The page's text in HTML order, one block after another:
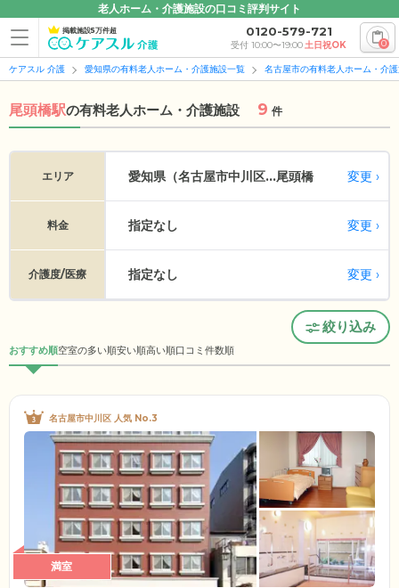
老人ホーム・介護施設の口コミ評判サイト
掲載施設5万件超 0120-579-721
受付 10:00〜19:00土日祝OK 0
ケアスル 介護 愛知県の有料老人ホーム・介護施設一覧 名古屋市の有料老人ホーム・介
尾頭橋駅の有料老人ホーム・介護施設 9 件
エリア 愛知県（名古屋市中川区...尾頭橋 変更
料金 指定なし 変更
介護度/医療 指定なし 変更
絞り込み
おすすめ順空室の多い順安い順高い順口コミ件数順
名古屋市中川区 人気 No.3
満室